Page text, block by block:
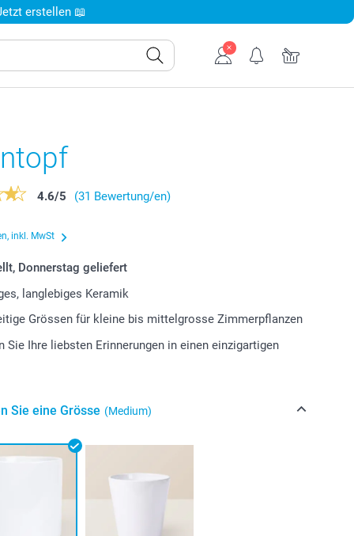
erstellen 📖
4.6/5
(31 Bewertung/en)
inkl. MwSt
Donnerstag geliefert
langlebiges Keramik
Grössen für kleine bis mittelgrosse Zimmerpflanzen
Sie Ihre liebsten Erinnerungen in einen einzigartigen
Sie eine Grösse (Medium)